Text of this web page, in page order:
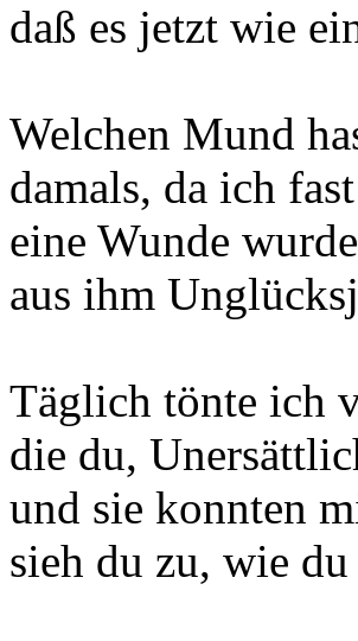
daß es jetzt wie
Welchen Mund
damals, da ich
eine Wunde
aus ihm
Täglich tönte ich
die du,
und sie konnten
sieh du zu, wie